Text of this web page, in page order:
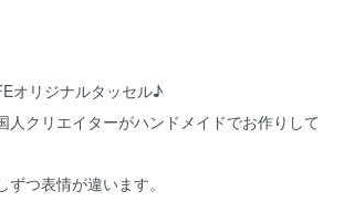
オリジナルタッセル♪
人クリエイターがハンドメイドでお作りして
つ表情が違います。